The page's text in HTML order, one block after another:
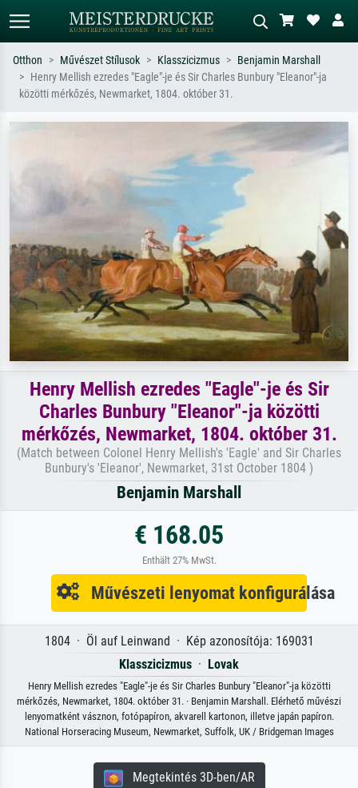
Alap keresés
piros absztrakt, sötét olajkép, álló akt
egy fa mellett.
Otthon Művészet Stílusok Klasszicizmus
Benjamin Marshall
Henry Mellish ezredes "Eagle"-je és Sir Charles Bunbury "Eleanor"-ja
közötti mérkőzés, Newmarket, 1804. október 31.
Henry Mellish ezredes "Eagle"-je és Sir
Charles Bunbury "Eleanor"-ja közötti
mérkőzés, Newmarket, 1804. október 31.
(Match between Colonel Henry Mellish's 'Eagle' and Sir Charles
Bunbury's 'Eleanor', Newmarket, 31st October 1804 )
Benjamin Marshall
€ 168.05
Enthält 27% MwSt.
Művészeti lenyomat konfigurálása
1804 · Öl auf Leinwand · Kép azonosítója: 169031
Klasszicizmus · Lovak
Henry Mellish ezredes "Eagle"-je és Sir Charles Bunbury "Eleanor"-ja közötti
mérkőzés, Newmarket, 1804. október 31. · Benjamin Marshall. Elérhető művészi
lenyomatként vásznon, fotópapíron, akvarell kartonon, illetve japán papíron.
National Horseracing Museum, Newmarket, Suffolk, UK / Bridgeman Images
Megtekintés 3D-ben/AR